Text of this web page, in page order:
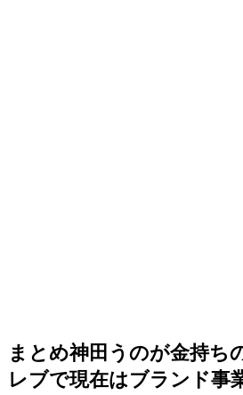
まとめ神田うのが金持ち
レブで現在はブランド事